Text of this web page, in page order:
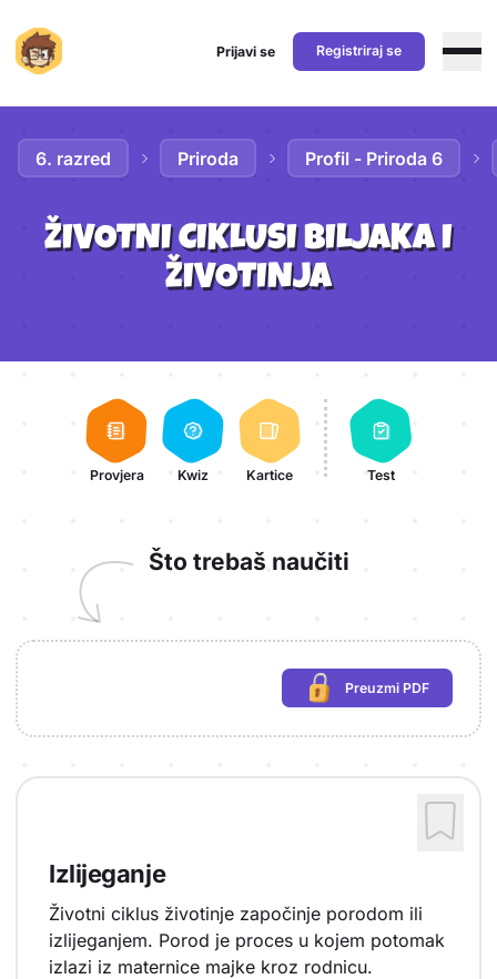
Prijavi se Registriraj se
6. razred Priroda Profil - Priroda 6
ŽIVOTNI CIKLUSI BILJAKA I
ŽIVOTINJA
Aktivnosti lekcije
Provjera Kwiz Kartice Test
Što trebaš naučiti
Preuzmi PDF
(potrebna prijava)
Izlijeganje
Životni ciklus životinje započinje porodom ili
izlijeganjem. Porod je proces u kojem potomak
izlazi iz maternice majke kroz rodnicu.